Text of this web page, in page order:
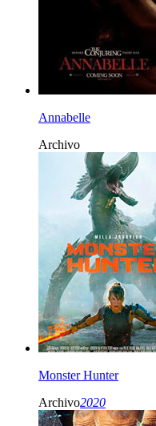
Annabelle
Archivo
Monster Hunter
Archivo2020